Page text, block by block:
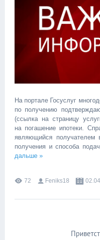
На портале Госуслуг
по получению
(ссылка на страницу
на погашение ипотеки.
являющийся получателем
получения и способа
дальше »
72 Feniks18